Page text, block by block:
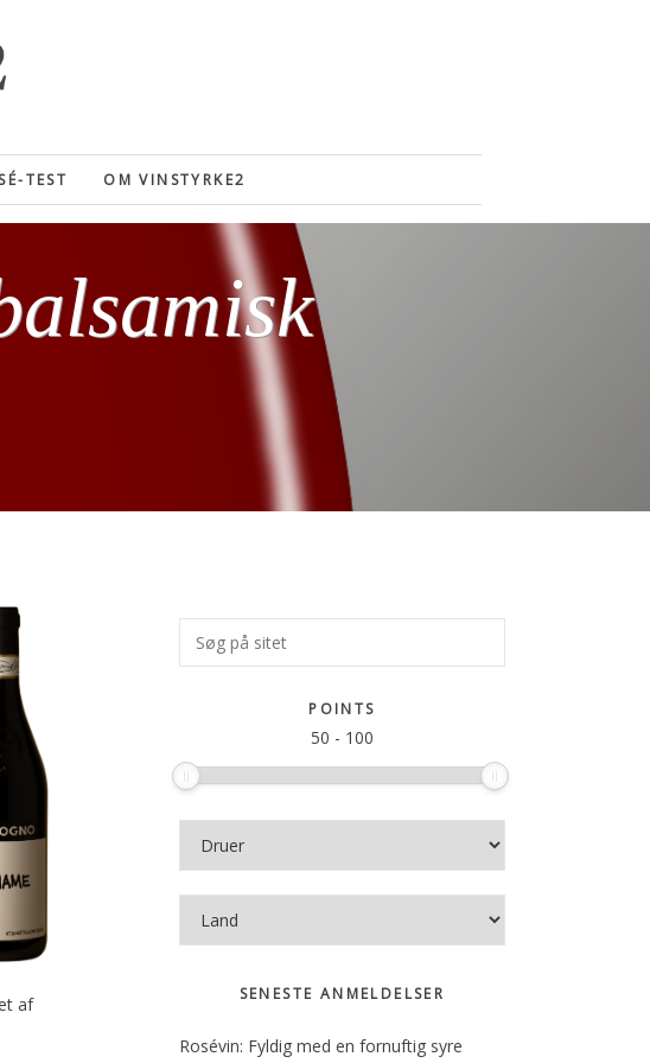
TEST OM VINSTYRKE2
af
Primær
Sidebar
Søg
på
POINTS
50 - 100
SENESTE ANMELDELSER
Rosévin: Fyldig med en fornuftig syre